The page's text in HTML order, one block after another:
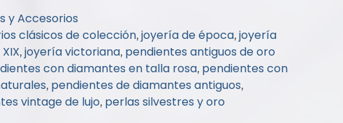
y Accesorios
clásicos de colección, joyería de época, joyería
, joyería victoriana, pendientes antiguos de oro
con diamantes en talla rosa, pendientes con
, pendientes de diamantes antiguos,
vintage de lujo, perlas silvestres y oro